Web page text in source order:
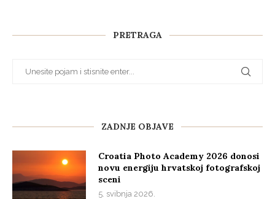
PRETRAGA
ZADNJE OBJAVE
Croatia Photo Academy 2026 donosi
novu energiju hrvatskoj fotografskoj
sceni
5. svibnja 2026.